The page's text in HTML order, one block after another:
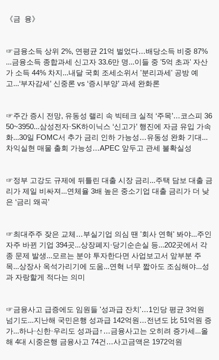
《금 융》
☞금융소득 상위 2%, 연평균 21억 벌었다…배당소득 비중 87%
...금융소득 종합과세 신고자 33.6만 명...이들 중 '5억 초과' 자산
가 소득 44% 차지...내달 국회 조세소위서 '분리과세' 공방 예
고...‘부자감세’ 신중론 vs ‘증시부양’ 과세 완화론
☞주간 증시 전망, 유동성 랠리 속 빅테크 실적 ‘주목’…코스피 36
50~3950...삼성전자·SK하이닉스 ‘신고가’ 행진에 자금 유입 가속
화...30일 FOMC서 추가 금리 인하 가능성…유동성 완화 기대...
차익실현 매물 출회 가능성…APEC 앞두고 관세 불확실성
☞정부 고강도 규제에 뒤틀린 대출 시장 금리...주택 담보 대출 금
리가 제일 비싸져...연체율 3배 높은 중소기업 대출 금리가 더 낮
은 ‘금리 왜곡’
☞최대주주 잦은 교체…부실기업 의심 땐 '회사 연혁' 봐야...주인
자주 바뀐 기업 394곳...상장폐지·당기순손실 등...202곳에서 각
종 문제 발생...모르는 분야 투자한다면 사업보고서 앞부분 주
목...상장사 옥석가리기에 도움...연혁 너무 짧아도 조심해야...성
과 자랑할게 적다는 의미
☞금융사고 급증에도 임원들 '성과급 잔치'…1인당 평균 3억원
넘기도...지난해 국민은행 성과급 142억원…전년도 比 51억원 증
가...하나·신한·우리도 성과급↑…금융사고는 오히려 증가세...올
해 4대 시중은행 금융사고 74건…사고금액은 1972억원